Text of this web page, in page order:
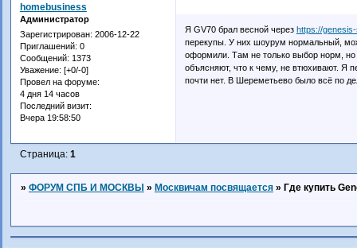
homebusiness
Администратор
Зарегистрирован: 2006-12-22
Приглашений: 0
Сообщений: 1373
Уважение: [+0/-0]
Провел на форуме:
4 дня 14 часов
Последний визит:
Вчера 19:58:50
Я GV70 брал весной через https://
перекупы. У них шоурум нормальный,
оформили. Там не только выбор норм,
объясняют, что к чему, не втюхивают. Я
почти нет. В Шереметьево было всё по
Страница: 1
» ФОРУМ СПБ И МОСКВЫ » Москвичам посвящается » Где купить